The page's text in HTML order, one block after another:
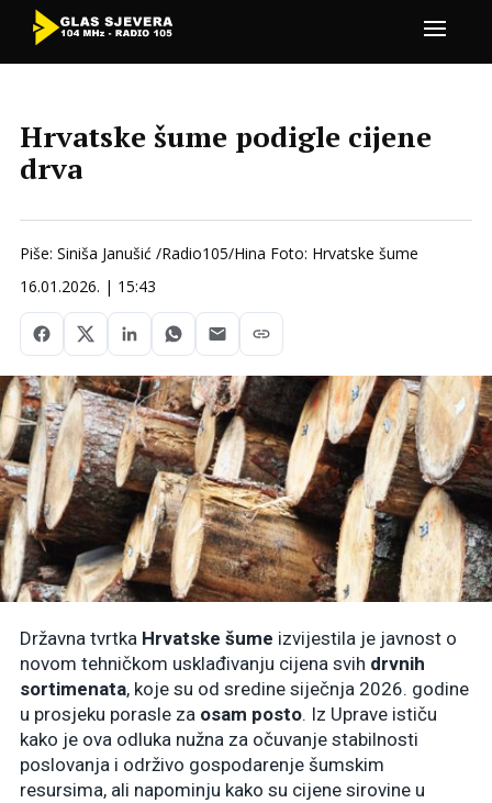
Hrvatske šume podigle cijene
drva
Piše: Siniša Janušić /Radio105/Hina Foto: Hrvatske šume
16.01.2026. | 15:43
Državna tvrtka Hrvatske šume izvijestila je javnost o
novom tehničkom usklađivanju cijena svih drvnih
sortimenata, koje su od sredine siječnja 2026. godine
u prosjeku porasle za osam posto. Iz Uprave ističu
kako je ova odluka nužna za očuvanje stabilnosti
poslovanja i održivo gospodarenje šumskim
resursima, ali napominju kako su cijene sirovine u